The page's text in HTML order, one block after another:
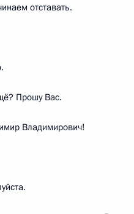
отставать.
Прошу Вас.
Владимирович!